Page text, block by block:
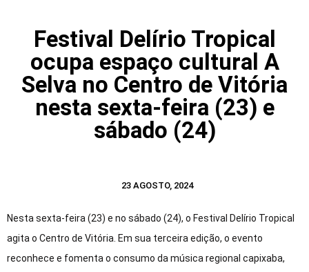
Festival Delírio Tropical
ocupa espaço cultural A
Selva no Centro de Vitória
nesta sexta-feira (23) e
sábado (24)
23 AGOSTO, 2024
Nesta sexta-feira (23) e no sábado (24), o Festival Delírio Tropical
agita o Centro de Vitória. Em sua terceira edição, o evento
reconhece e fomenta o consumo da música regional capixaba,